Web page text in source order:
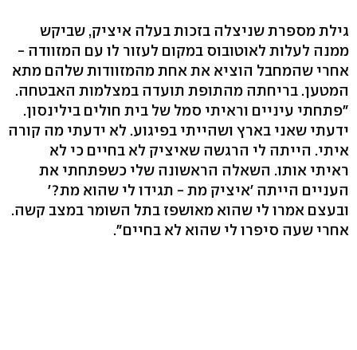
גילת מספרת שניצלה בזכות בעלה איציק, שביקש
ממנה לעלות לאוטובוס במקום לעזור לו עם המזוודה -
אחרי שהמחבל הוציא את אחת מהמזוודות שלהם מתא
המטען. בריחתה מהתופת תועדה במצלמות האבטחה.
"פתחתי עיניים וראיתי סמל של בית חולים בילינסון.
ידעתי שאני בארץ ושהייתי בפיגוע. לא ידעתי מה קורה
איתי. הייתה לי הרגשה שאיציק לא בחיים כי לא
ראיתי אותו. השאלה הראשונה שלי כשפתחתי את
העניים הייתה 'איציק מת - תגידו לי שהוא מת?'
ובעצם אמרו לי שהוא מאושפז בתל השומר במצב קשה.
אחרי שעה סיפרו לי שהוא לא בחיים".